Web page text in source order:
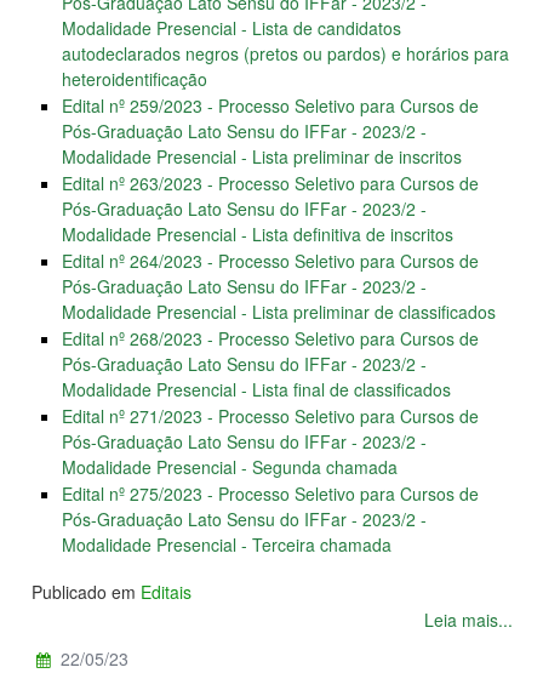
Modalidade Presencial - Lista de candidatos
autodeclarados negros (pretos ou pardos) e horários para
heteroidentificação
Edital nº 259/2023 - Processo Seletivo para Cursos de
Pós-Graduação Lato Sensu do IFFar - 2023/2 -
Modalidade Presencial - Lista preliminar de inscritos
Edital nº 263/2023 - Processo Seletivo para Cursos de
Pós-Graduação Lato Sensu do IFFar - 2023/2 -
Modalidade Presencial - Lista definitiva de inscritos
Edital nº 264/2023 - Processo Seletivo para Cursos de
Pós-Graduação Lato Sensu do IFFar - 2023/2 -
Modalidade Presencial - Lista preliminar de classificados
Edital nº 268/2023 - Processo Seletivo para Cursos de
Pós-Graduação Lato Sensu do IFFar - 2023/2 -
Modalidade Presencial - Lista final de classificados
Edital nº 271/2023 - Processo Seletivo para Cursos de
Pós-Graduação Lato Sensu do IFFar - 2023/2 -
Modalidade Presencial - Segunda chamada
Edital nº 275/2023 - Processo Seletivo para Cursos de
Pós-Graduação Lato Sensu do IFFar - 2023/2 -
Modalidade Presencial - Terceira chamada
Publicado em Editais
Leia mais...
22/05/23